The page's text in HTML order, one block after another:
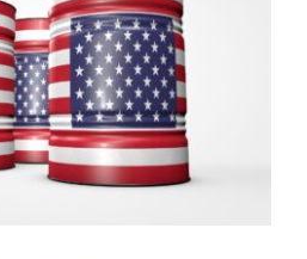
neuen Rekord – Kältewelle
Heizölpreise kräftig anziehen
Russland US-Ölproduktion
Sanktionen